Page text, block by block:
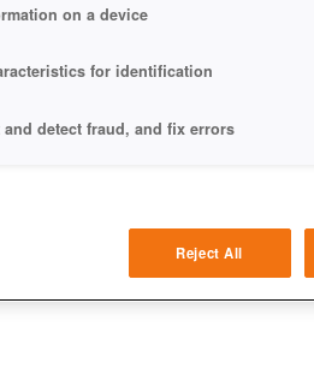
Tanki Online gesorgt.
on a device
for identification
detect fraud, and fix errors
and content
from other data sourcesReject All